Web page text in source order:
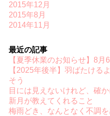
2015年12月
2015年8月
2014年11月
最近の記事
【夏季休業のお知らせ】8月
【2025年後半】羽ばたける
そう
目には見えないけれど、確
新月が教えてくれること
梅雨どき、なんとなく不調